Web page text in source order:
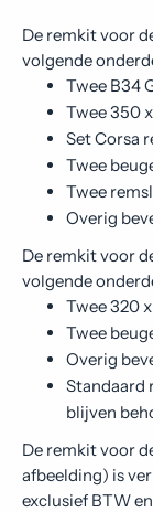
De remkit voor
volgende
Twee B34
Twee 350
Set Corsa
Twee
Twee
Overig
De remkit voor
volgende
Twee 320
Twee
Overig
Standaard
blijven
De remkit voor
afbeelding) is
exclusief BTW